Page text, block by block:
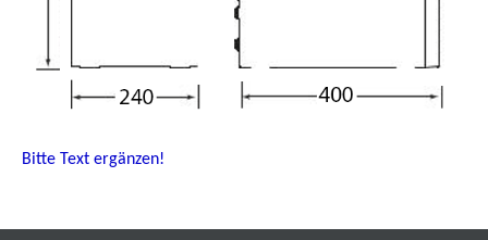
Bitte Text ergänzen!